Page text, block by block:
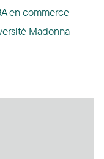
en commerce
Madonna